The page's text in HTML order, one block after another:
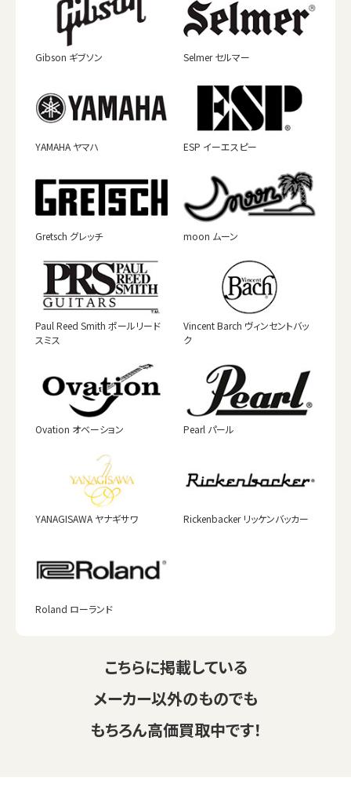
Gibson ギブソン Selmer セルマー
YAMAHA ヤマハ ESP イーエスピー
Gretsch グレッチ moon ムーン
Paul Reed Smith ポールリード
スミス
Vincent Barch ヴィンセントバッ
ク
Ovation オベーション Pearl パール
YANAGISAWA ヤナギサワ Rickenbacker リッケンバッカー
Roland ローランド
こちらに掲載している
メーカー以外のものでも
もちろん高価買取中です！